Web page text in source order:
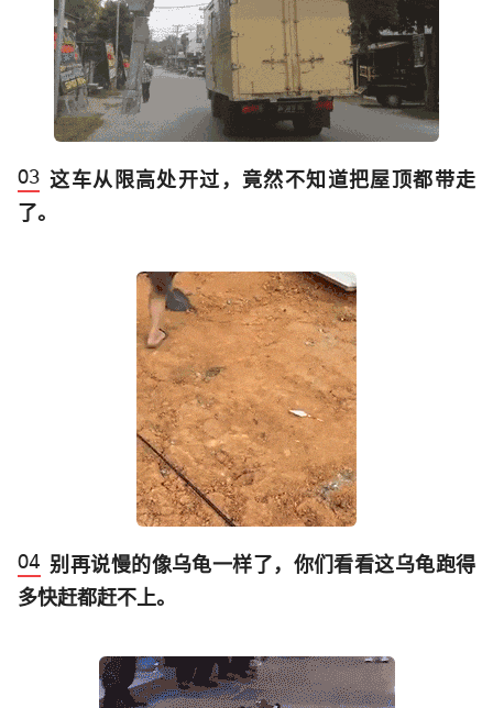
这车从限高处开过，竟然不知道把屋顶都带走
了。
别再说慢的像乌龟一样了，你们看看这乌龟跑得
多快赶都赶不上。